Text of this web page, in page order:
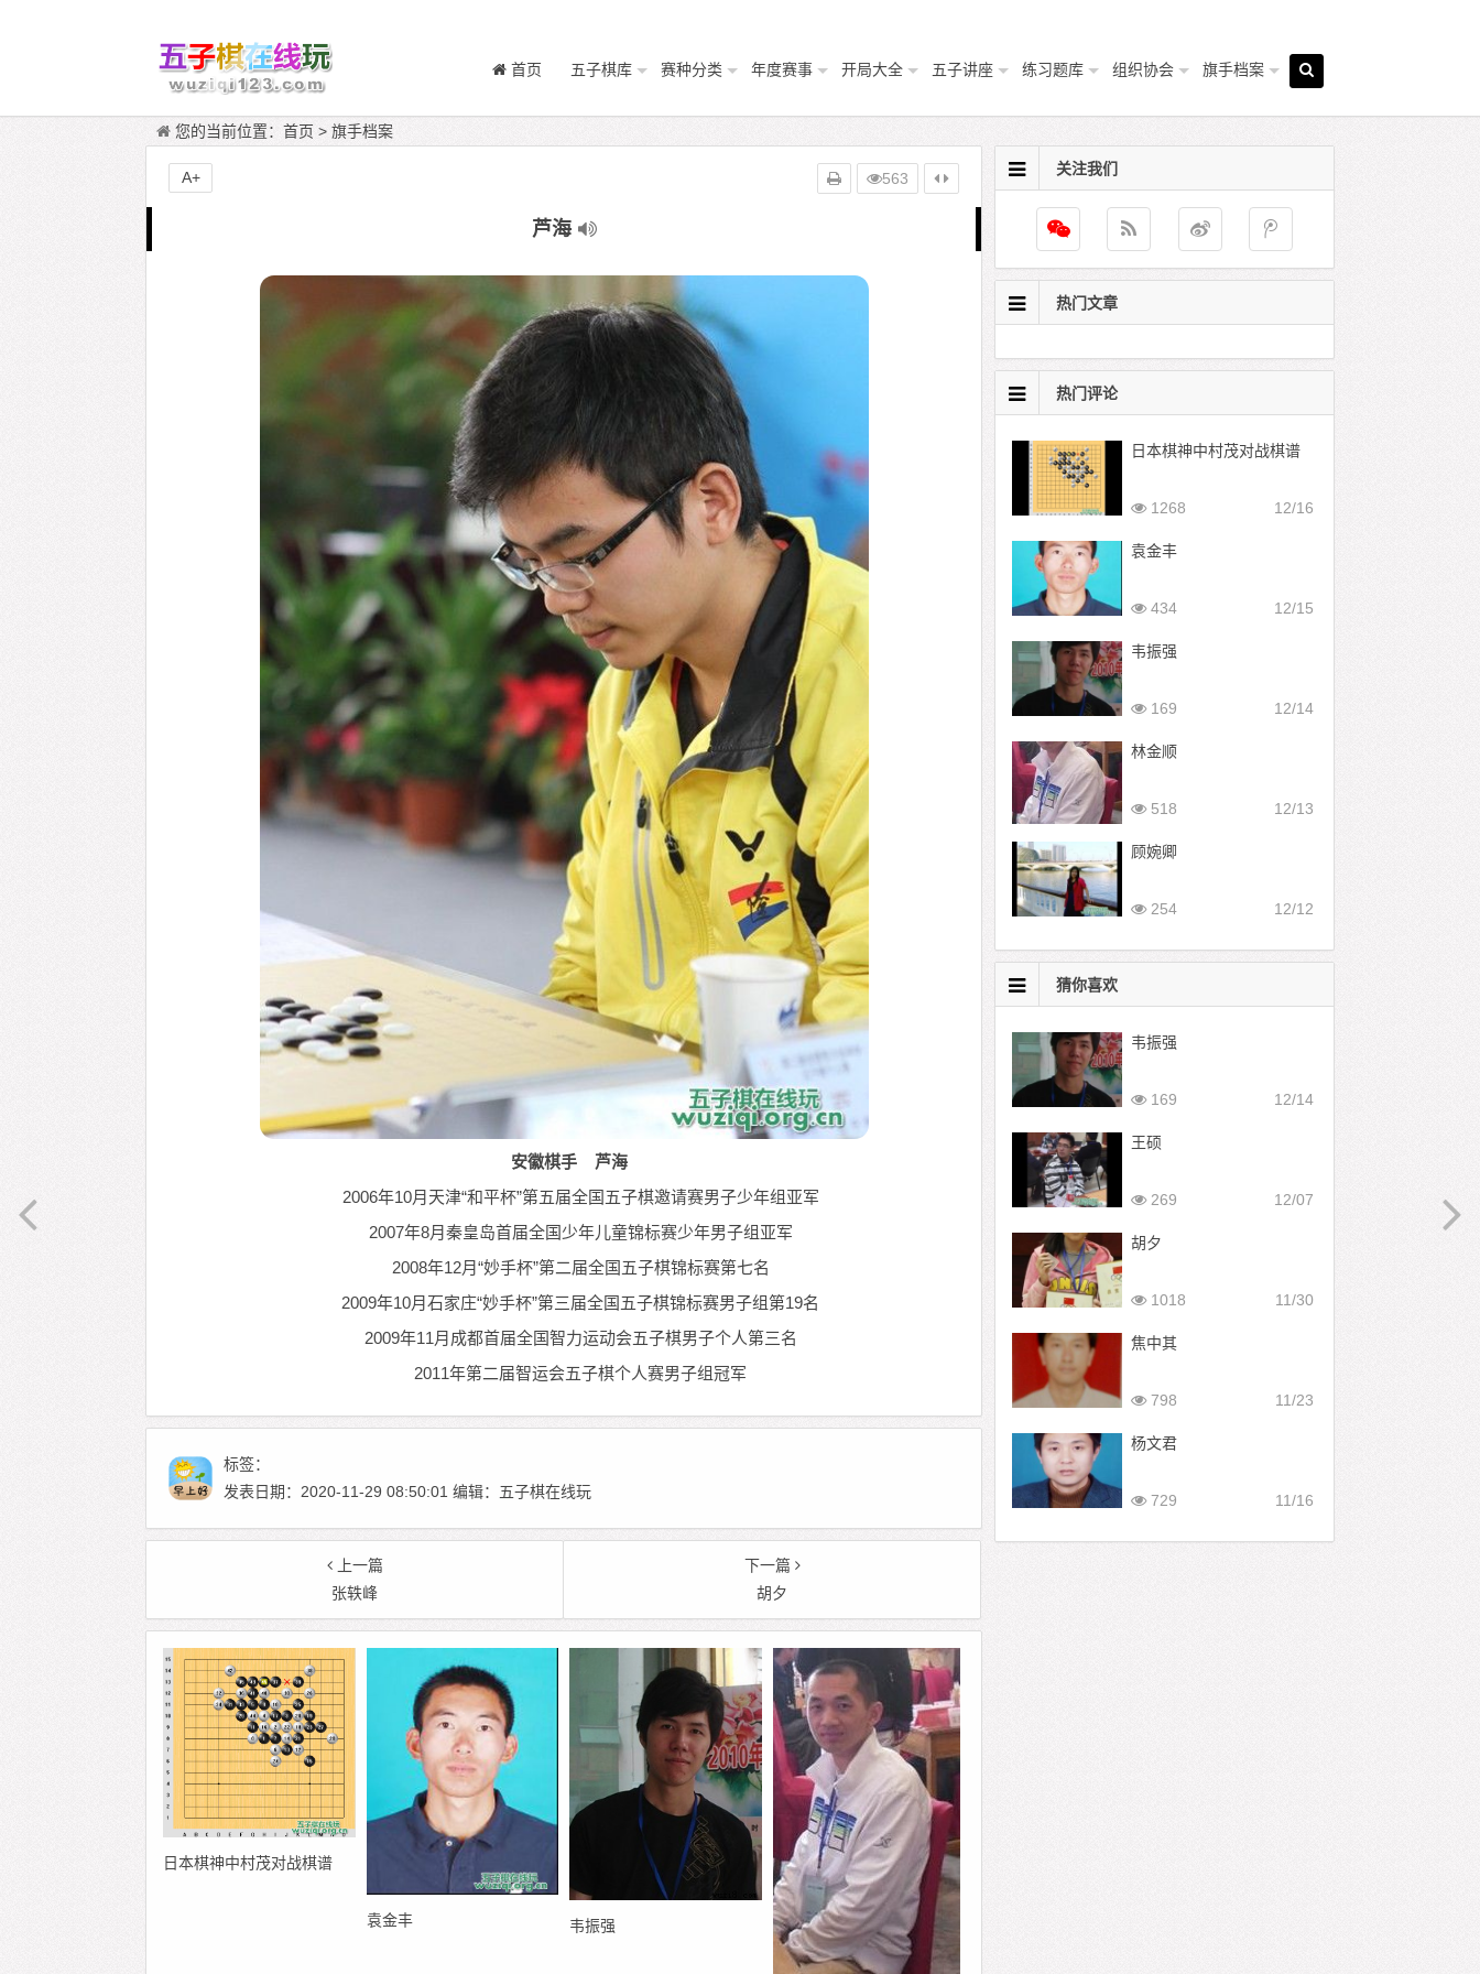
首页 五子棋库 赛种分类 年度赛事 开局大全 五子讲座 练习题库 组织协会 旗手档案
您的当前位置： 首页 > 旗手档案
芦海
安徽棋手 芦海
2006年10月天津“和平杯”第五届全国五子棋邀请赛男子少年组亚军
2007年8月秦皇岛首届全国少年儿童锦标赛少年男子组亚军
2008年12月“妙手杯”第二届全国五子棋锦标赛第七名
2009年10月石家庄“妙手杯”第三届全国五子棋锦标赛男子组第19名
2009年11月成都首届全国智力运动会五子棋男子个人第三名
2011年第二届智运会五子棋个人赛男子组冠军
563
A+
标签：
发表日期：2020-11-29 08:50:01 编辑：五子棋在线玩
上一篇
张轶峰
下一篇
胡夕
日本棋神中村茂对战棋谱
袁金丰 韦振强
关注我们
热门文章
热门评论
日本棋神中村茂对战棋谱
12/16
1268
袁金丰
12/15
434
韦振强
12/14
169
林金顺
12/13
518
顾婉卿
12/12
254
猜你喜欢
韦振强
12/14
169
王硕
12/07
269
胡夕
11/30
1018
焦中其
11/23
798
杨文君
11/16
729